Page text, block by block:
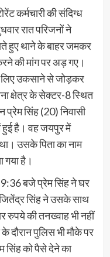
कर्मचारी की संदिग्ध
रात परिजनों ने
हुए थाने के बाहर जमकर
की मांग पर अड़ गए।
उकसाने से जोड़कर
क्षेत्र के सेक्टर-8 स्थित
प्रेम सिंह (20) निवासी
हुई है। वह जयपुर में
उसके पिता का नाम
गया है।
9:36 बजे प्रेम सिंह ने घर
जितेंद्र सिंह ने उसके साथ
रुपये की तनख्वाह भी नहीं
दौरान पुलिस भी मौके पर
सिंह को पैसे देने का